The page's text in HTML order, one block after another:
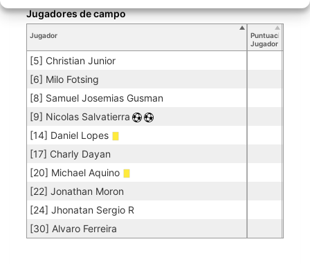
Jugador
Puntuación
Jugador
[5] Christian Junior
[6] Milo Fotsing
[8] Samuel Josemias Gusman
[9] Nicolas Salvatierra
[14] Daniel Lopes
[17] Charly Dayan
[20] Michael Aquino
[22] Jonathan Moron
[24] Jhonatan Sergio R
[30] Alvaro Ferreira
Jugadores de campo